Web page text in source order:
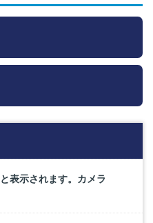
表示されます。カメラ